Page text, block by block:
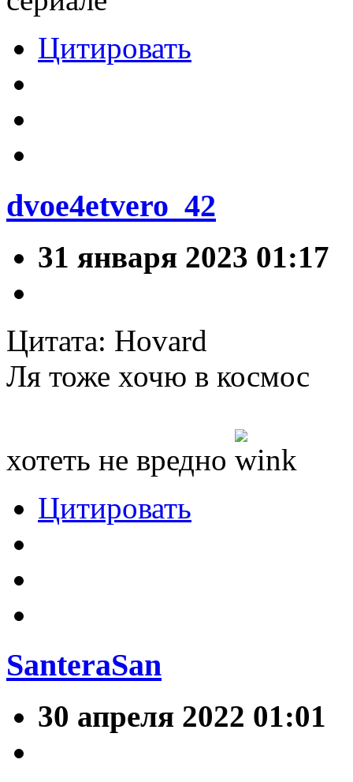
Цитировать
dvoe4etvero_42
31 января 2023 01:17
Цитата: Hovard
Ля тоже хочю в космос
хотеть не вредно
Цитировать
SanteraSan
30 апреля 2022 01:01